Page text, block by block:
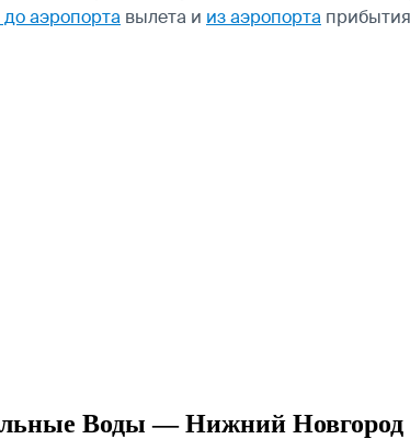
аэропорта вылета и из аэропорта
Воды — Нижний Новгород